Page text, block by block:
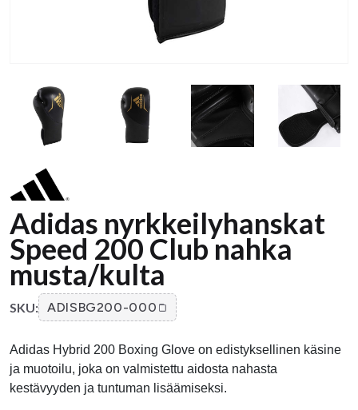
Adidas nyrkkeilyhanskat
Speed ​​​​200 Club nahka
musta/kulta
SKU: ADISBG200-000
Adidas Hybrid 200 Boxing Glove on edistyksellinen käsine
ja muotoilu, joka on valmistettu aidosta nahasta
kestävyyden ja tuntuman lisäämiseksi.